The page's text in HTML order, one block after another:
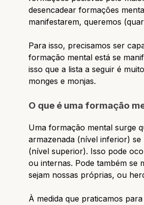
desencadear formações
manifestarem, queremos
Para isso, precisamos ser
formação mental está se
isso que a lista a seguir é
monges e monjas.
O que é uma formação
Uma formação mental surge
armazenada (nível inferior)
(nível superior). Isso pode
ou internas. Pode também se
sejam nossas próprias, ou
À medida que praticamos